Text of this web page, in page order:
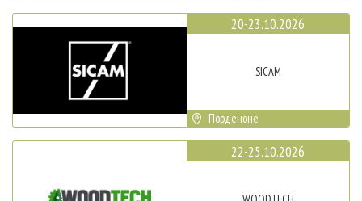
20-23.10.2026
SICAM
Порденоне
22-25.10.2026